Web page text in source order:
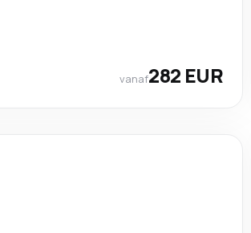
vanaf282 EUR